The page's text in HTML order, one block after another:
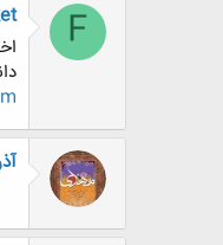
F